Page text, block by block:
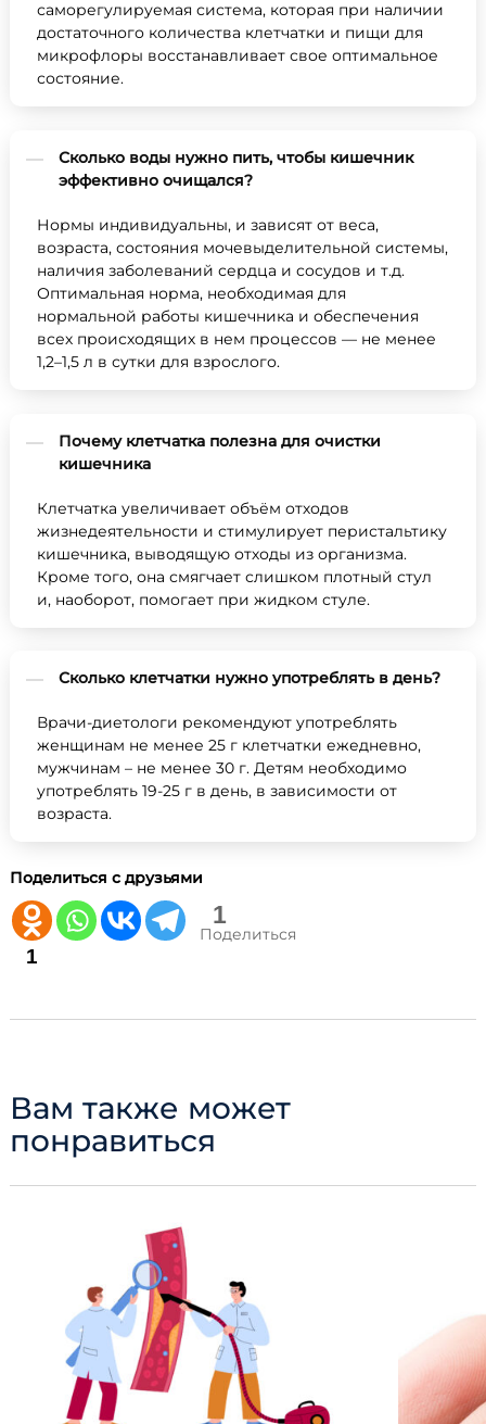
саморегулируемая система, которая при наличии
достаточного количества клетчатки и пищи для
микрофлоры восстанавливает свое оптимальное
состояние.
Сколько воды нужно пить, чтобы кишечник
эффективно очищался?
Нормы индивидуальны, и зависят от веса,
возраста, состояния мочевыделительной системы,
наличия заболеваний сердца и сосудов и т.д.
Оптимальная норма, необходимая для
нормальной работы кишечника и обеспечения
всех происходящих в нем процессов — не менее
1,2–1,5 л в сутки для взрослого.
Почему клетчатка полезна для очистки
кишечника
Клетчатка увеличивает объём отходов
жизнедеятельности и стимулирует перистальтику
кишечника, выводящую отходы из организма.
Кроме того, она смягчает слишком плотный стул
и, наоборот, помогает при жидком стуле.
Сколько клетчатки нужно употреблять в день?
Врачи-диетологи рекомендуют употреблять
женщинам не менее 25 г клетчатки ежедневно,
мужчинам – не менее 30 г. Детям необходимо
употреблять 19-25 г в день, в зависимости от
возраста.
Поделиться с друзьями
1
1
Поделиться
Вам также может
понравиться